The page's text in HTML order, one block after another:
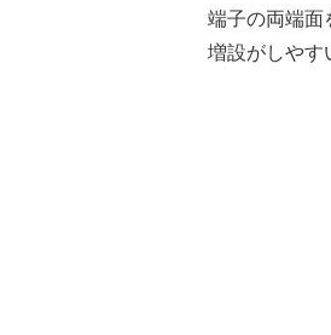
端子の両端面
増設がしやす